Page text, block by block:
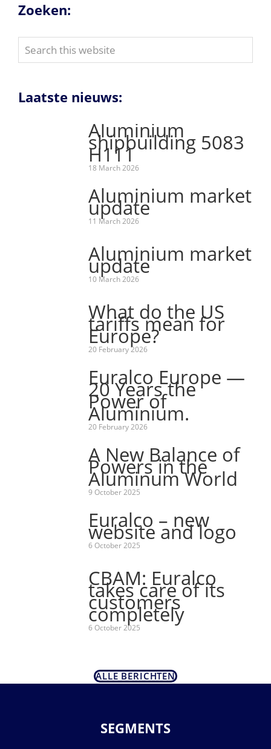
Zoeken:
Search
this
Laatste nieuws:
Aluminium
shipbuilding 5083
H111
18 March 2026
Aluminium market
update
11 March 2026
Aluminium market
update
10 March 2026
What do the US
tariffs mean for
Europe?
20 February 2026
Euralco Europe —
20 Years the
Power of
Aluminium.
20 February 2026
A New Balance of
Powers in the
Aluminum World
9 October 2025
Euralco – new
website and logo
6 October 2025
CBAM: Euralco
takes care of its
customers
completely
6 October 2025
ALLE BERICHTEN
SEGMENTS